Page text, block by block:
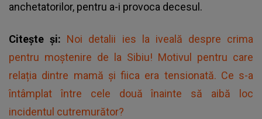
anchetatorilor, pentru a-i provoca decesul.
Citește și: Noi detalii ies la iveală despre crima
pentru moștenire de la Sibiu! Motivul pentru care
relația dintre mamă și fiica era tensionată. Ce s-a
întâmplat între cele două înainte să aibă loc
incidentul cutremurător?